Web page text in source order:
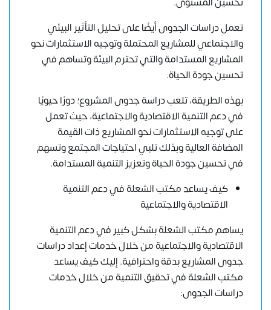
تعمل دراسات الجدوى أيضًا على تحليل التأثير البيئي
والاجتماعي للمشاريع المحتملة وتوجيه الاستثمارات نحو
المشاريع المستدامة والتي تحترم البيئة وتساهم في
تحسين جودة الحياة.
بهذه الطريقة، تلعب دراسة جدوى المشروع؛ دورًا حيويًا
في دعم التنمية الاقتصادية والاجتماعية، حيث تعمل
على توجيه الاستثمارات نحو المشاريع ذات القيمة
المضافة العالية وبذلك تلبي احتياجات المجتمع وتسهم
في تحسين جودة الحياة وتعزيز التنمية المستدامة.
كيف يساعد مكتب الشعلة في دعم التنمية
الاقتصادية والاجتماعية
يساهم مكتب الشعلة بشكل كبير في دعم التنمية
الاقتصادية والاجتماعية من خلال خدمات إعداد دراسات
جدوى المشاريع بدقة واحترافية. إليك كيف يساعد
مكتب الشعلة في تحقيق التنمية من خلال خدمات
دراسات الجدوى: